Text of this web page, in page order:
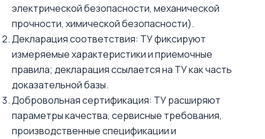
электрической безопасности, механической
прочности, химической безопасности).
Декларация соответствия: ТУ фиксируют
измеряемые характеристики и приемочные
правила; декларация ссылается на ТУ как часть
доказательной базы.
Добровольная сертификация: ТУ расширяют
параметры качества, сервисные требования,
производственные спецификации и